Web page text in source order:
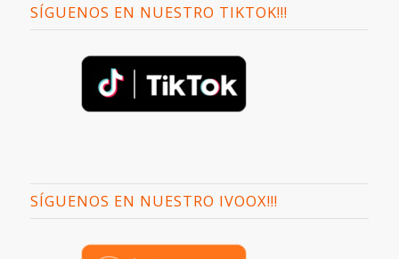
SÍGUENOS EN NUESTRO TIKTOK!!!
SÍGUENOS EN NUESTRO IVOOX!!!